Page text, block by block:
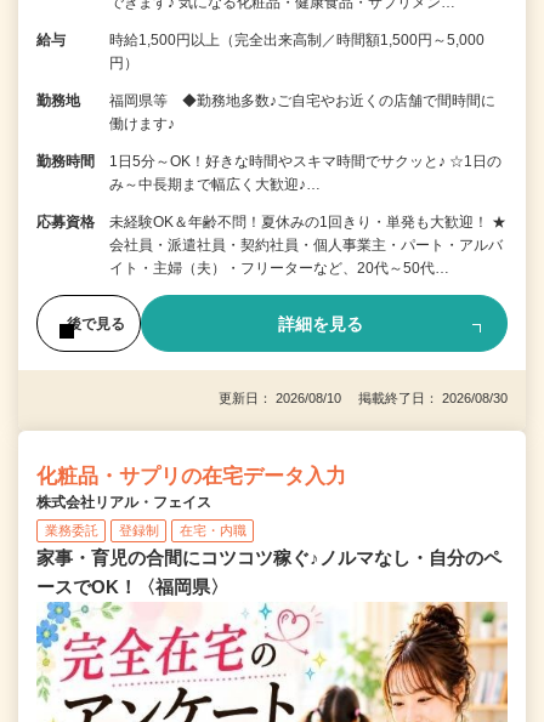
給与
時給1,500円以上（完全出来高制／時間額1,500円～5,000
円）
勤務地
福岡県等 ◆勤務地多数♪ご自宅やお近くの店舗で間時間に
働けます♪
勤務時間
1日5分～OK！好きな時間やスキマ時間でサクッと♪ ☆1日の
み～中長期まで幅広く大歓迎♪…
応募資格
未経験OK＆年齢不問！夏休みの1回きり・単発も大歓迎！ ★
会社員・派遣社員・契約社員・個人事業主・パート・アルバ
イト・主婦（夫）・フリーターなど、20代～50代…
後で見る 詳細を見る
更新日： 2026/08/10 掲載終了日： 2026/08/30
化粧品・サプリの在宅データ入力
株式会社リアル・フェイス
業務委託 登録制 在宅・内職
家事・育児の合間にコツコツ稼ぐ♪ノルマなし・自分のペ
ースでOK！〈福岡県〉